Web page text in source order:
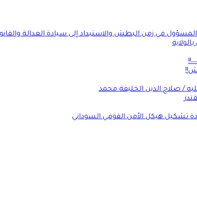
في زمن البطش والاستبداد إلى سيادة العدالة
/ صلاح الدين الخليفة محمد
تشكيل هيكل الأمن القومي السوداني